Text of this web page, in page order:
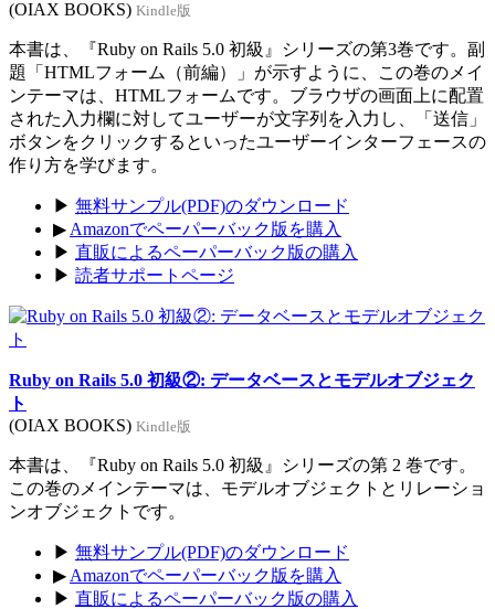
(OIAX BOOKS) Kindle版
本書は、『Ruby on Rails 5.0 初級』シリーズの第3巻です。副
題「HTMLフォーム（前編）」が示すように、この巻のメイ
ンテーマは、HTMLフォームです。ブラウザの画面上に配置
された入力欄に対してユーザーが文字列を入力し、「送信」
ボタンをクリックするといったユーザーインターフェースの
作り方を学びます。
▶ 無料サンプル(PDF)のダウンロード
▶ Amazonでペーパーバック版を購入
▶ 直販によるペーパーバック版の購入
▶ 読者サポートページ
Ruby on Rails 5.0 初級②: データベースとモデルオブジェク
ト
(OIAX BOOKS) Kindle版
本書は、『Ruby on Rails 5.0 初級』シリーズの第 2 巻です。
この巻のメインテーマは、モデルオブジェクトとリレーショ
ンオブジェクトです。
▶ 無料サンプル(PDF)のダウンロード
▶ Amazonでペーパーバック版を購入
▶ 直販によるペーパーバック版の購入